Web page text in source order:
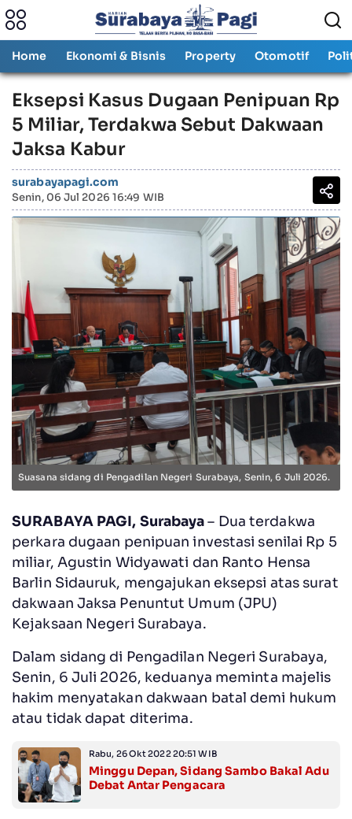
Home Ekonomi & Bisnis Property Otomotif
Eksepsi Kasus Dugaan Penipuan Rp
5 Miliar, Terdakwa Sebut Dakwaan
Jaksa Kabur
surabayapagi.com
Senin, 06 Jul 2026 16:49 WIB
Suasana sidang di Pengadilan Negeri Surabaya, Senin, 6 Juli 2026.
SURABAYA PAGI, Surabaya– Dua terdakwa
perkara dugaan penipuan investasi senilai Rp 5
miliar, Agustin Widyawati dan Ranto Hensa
Barlin Sidauruk, mengajukan eksepsi atas surat
dakwaan Jaksa Penuntut Umum (JPU)
Kejaksaan Negeri Surabaya.
Dalam sidang di Pengadilan Negeri Surabaya,
Senin, 6 Juli 2026, keduanya meminta majelis
hakim menyatakan dakwaan batal demi hukum
atau tidak dapat diterima.
Rabu, 26 Okt 2022 20:51 WIB
Minggu Depan, Sidang Sambo Bakal Adu
Debat Antar Pengacara